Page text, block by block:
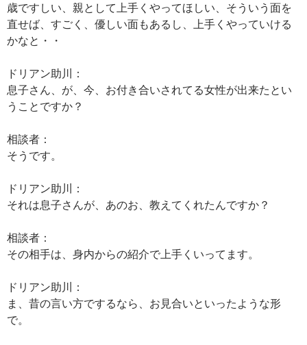
歳ですしい、親として上手くやってほしい、そういう面を
直せば、すごく、優しい面もあるし、上手くやっていける
かなと・・
ドリアン助川：
息子さん、が、今、お付き合いされてる女性が出来たとい
うことですか？
相談者：
そうです。
ドリアン助川：
それは息子さんが、あのお、教えてくれたんですか？
相談者：
その相手は、身内からの紹介で上手くいってます。
ドリアン助川：
ま、昔の言い方でするなら、お見合いといったような形
で。